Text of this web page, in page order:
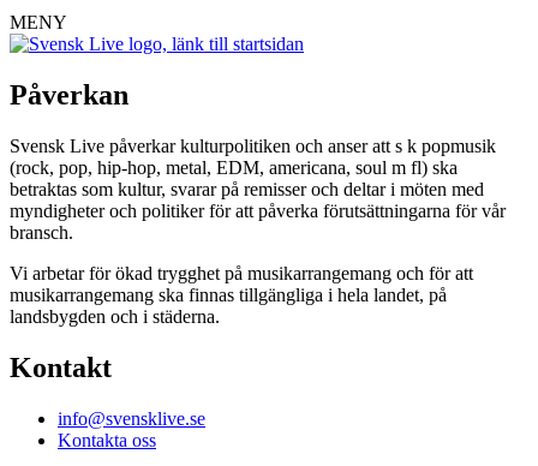
MENY
Påverkan
Svensk Live påverkar kulturpolitiken och anser att s k popmusik
(rock, pop, hip-hop, metal, EDM, americana, soul m fl) ska
betraktas som kultur, svarar på remisser och deltar i möten med
myndigheter och politiker för att påverka förutsättningarna för vår
bransch.
Vi arbetar för ökad trygghet på musikarrangemang och för att
musikarrangemang ska finnas tillgängliga i hela landet, på
landsbygden och i städerna.
Kontakt
info@svensklive.se
Kontakta oss